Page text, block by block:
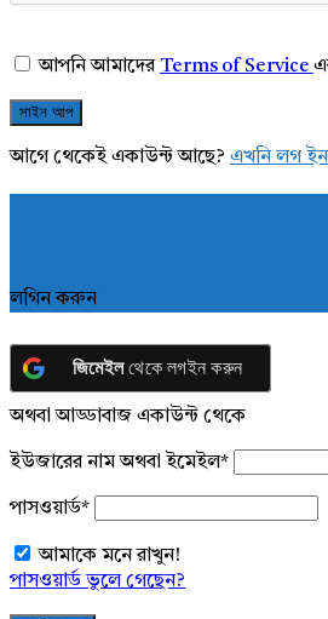
আপনি আমাদেরTerms of Service
আগে থেকেই একাউন্ট আছে? এখনি লগ
লগিন করুন
জিমেইলথেকে লগইন করুন
অথবা আড্ডাবাজ একাউন্ট থেকে
ইউজারের নাম অথবা ইমেইল*
পাসওয়ার্ড*
আমাকে মনে রাখুন!
পাসওয়ার্ড ভুলে গেছেন?